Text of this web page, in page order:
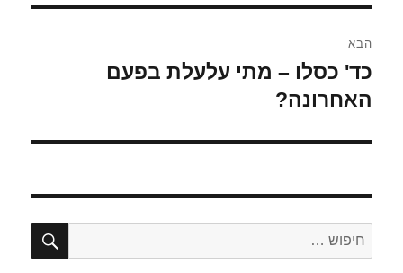
הבא
הפוסט
הבא:
כד' כסלו – מתי עלעלת בפעם
האחרונה?
חפש: